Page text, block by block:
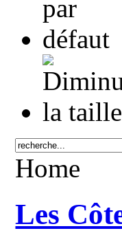
Home
Les